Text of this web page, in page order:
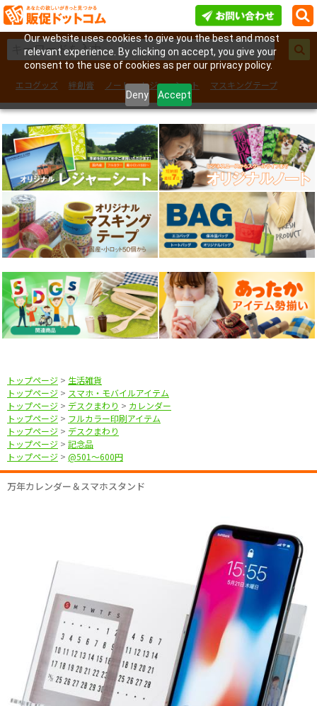
Our website uses cookies to give you the best and most
relevant experience. By clicking on accept, you give your
consent to the use of cookies as per our privacy policy.
Deny Accept
エコグッズ 絆創膏 ノート レジャーシート
マスキングテープ
フェイスシール
トップページ > 生活雑貨
トップページ > スマホ・モバイルアイテム
トップページ > デスクまわり > カレンダー
トップページ > フルカラー印刷アイテム
トップページ > デスクまわり
トップページ > 記念品
トップページ > @501〜600円
万年カレンダー＆スマホスタンド